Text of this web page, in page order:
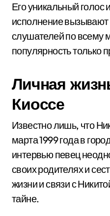
Его уникальный голос
исполнение
слушателей по всему
популярность только
Личная
Киоссе
Известно лишь, что
марта 1999 года в
интервью певец
своих родителях и
жизни и связи с
тайне.